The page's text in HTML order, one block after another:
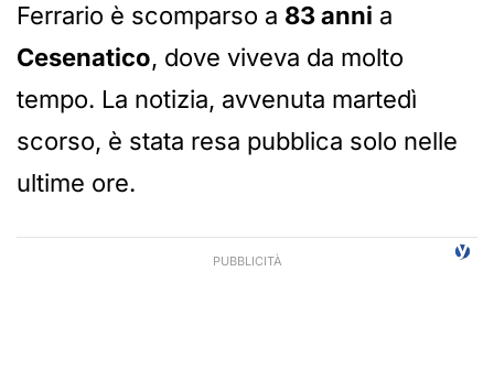
Ferrario è scomparso a 83 anni a
Cesenatico, dove viveva da molto
tempo. La notizia, avvenuta martedì
scorso, è stata resa pubblica solo nelle
ultime ore.